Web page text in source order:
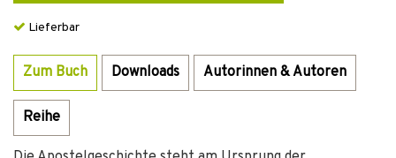
Lieferbar
Zum Buch Downloads Autorinnen & Autoren
Reihe